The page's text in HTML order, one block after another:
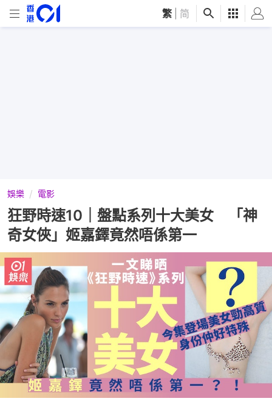
繁 简
娛樂 電影
狂野時速10｜盤點系列十大美女 「神
奇女俠」姬嘉鐸竟然唔係第一